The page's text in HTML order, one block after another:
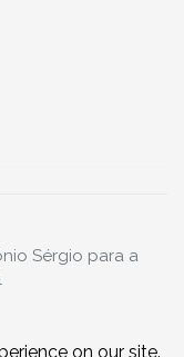
Sérgio para a